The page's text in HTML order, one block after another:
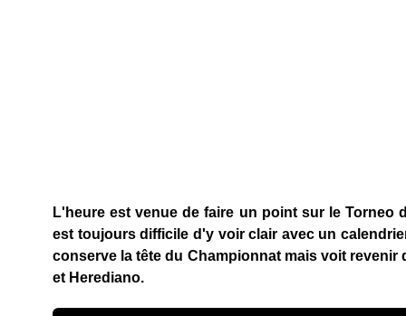
L'heure est venue de faire un point sur le Torneo
est toujours difficile d'y voir clair avec un
conserve la tête du Championnat mais voit
et Herediano.